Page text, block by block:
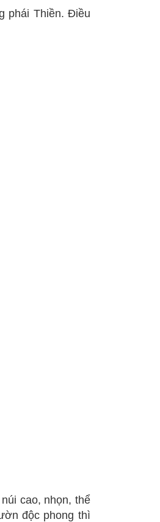
phái Thiền. Điều
cao, nhọn, thể
độc phong thì